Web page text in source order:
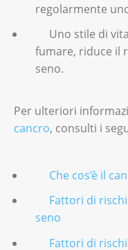
regolarmente
Uno stile di
fumare, riduce il
seno.
Per ulteriori
cancro, consulti i
Che cos’è il
Fattori di
seno
Fattori di